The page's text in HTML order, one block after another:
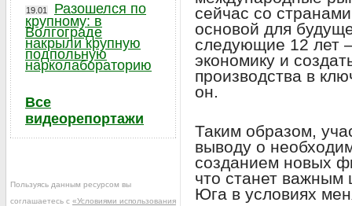
сейчас со
основой для
следующие 12 лет
экономику и
производства в
он.
Таким образом,
выводу о
созданием новых
что станет важным
Юга в условиях
19.01
Разошелся по
крупному: в
Волгограде
накрыли крупную
подпольную
нарколабораторию
Все
видеорепортажи
Пользуясь данным ресурсом вы
соглашаетесь с «Условиями использования